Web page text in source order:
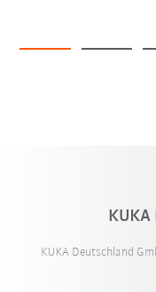
KUKA
KUKA Deutschland